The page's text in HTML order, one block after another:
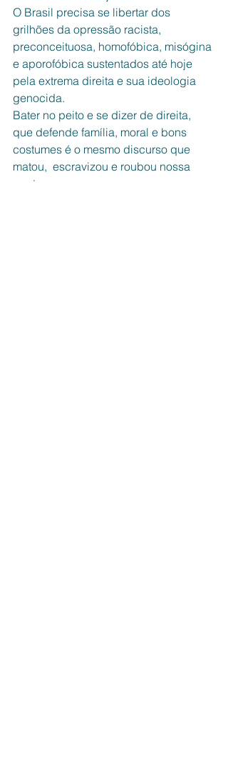
O Brasil precisa se libertar dos
grilhões da opressão racista,
preconceituosa, homofóbica, misógina
e aporofóbica sustentados até hoje
pela extrema direita e sua ideologia
genocida.
Bater no peito e se dizer de direita,
que defende família, moral e bons
costumes é o mesmo discurso que
matou,  escravizou e roubou nossa
gente.